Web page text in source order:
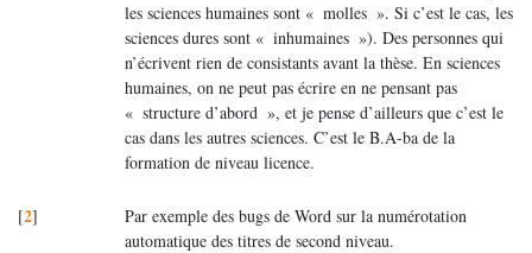
les sciences humaines sont « molles ». Si c’est le cas, les
sciences dures sont « inhumaines »). Des personnes qui
n’écrivent rien de consistants avant la thèse. En sciences
humaines, on ne peut pas écrire en ne pensant pas
« structure d’abord », et je pense d’ailleurs que c’est le
cas dans les autres sciences. C’est le B.A-ba de la
formation de niveau licence.
[2]
Par exemple des bugs de Word sur la numérotation
automatique des titres de second niveau.